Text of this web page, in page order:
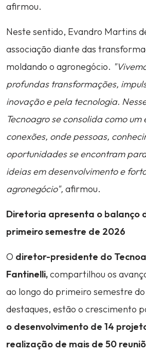
afirmou.
Neste sentido, Evandro Martins
associação diante das
moldando o agronegócio.
profundas transformações,
inovação e pela tecnologia.
Tecnoagro se consolida como um
conexões, onde pessoas,
oportunidades se encontram
ideias em desenvolvimento e
agronegócio", afirmou.
Diretoria apresenta o balanço
primeiro semestre de 2026
O diretor-presidente do
Fantinelli,compartilhou os
ao longo do primeiro semestre
destaques, estão o crescimento
o desenvolvimento de 14
realização de mais de 50